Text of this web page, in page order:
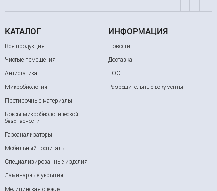
КАТАЛОГ
Вся продукция
Чистые помещения
Антистатика
Микробиология
Протирочные материалы
Боксы микробиологической
безопасности
Газоанализаторы
Мобильный госпиталь
Специализированные изделия
Ламинарные укрытия
Медицинская одежда
ИНФОРМАЦИЯ
Новости
Доставка
ГОСТ
Разрешительные документы